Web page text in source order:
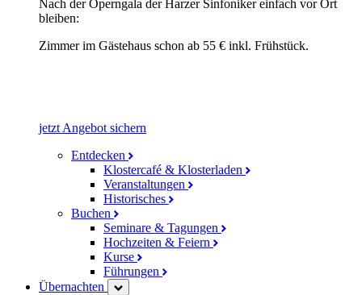
Nach der Operngala der Harzer Sinfoniker einfach vor Ort
bleiben:
Zimmer im Gästehaus schon ab 55 € inkl. Frühstück.
jetzt Angebot sichern
Entdecken
Klostercafé & Klosterladen
Veranstaltungen
Historisches
Buchen
Seminare & Tagungen
Hochzeiten & Feiern
Kurse
Führungen
Übernachten